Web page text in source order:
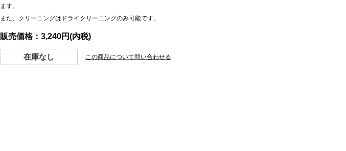
ます。
また、クリーニングはドライクリーニングのみ可能です。
販売価格：3,240円(内税)
在庫なし この商品について問い合わせる